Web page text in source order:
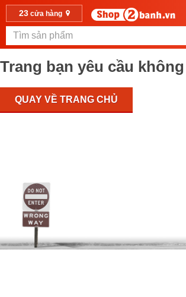
23cửa hàng
Trang bạn yêu cầu
QUAY VỀ TRANG CHỦ